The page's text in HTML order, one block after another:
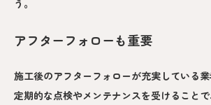
う。
アフターフォローも重要
施工後のアフターフォローが充実している業
定期的な点検やメンテナンスを受けること